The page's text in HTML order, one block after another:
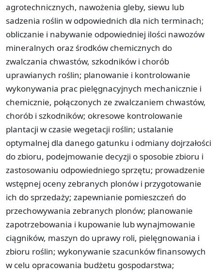
agrotechnicznych, nawożenia gleby, siewu lub
sadzenia roślin w odpowiednich dla nich terminach;
obliczanie i nabywanie odpowiedniej ilości nawozów
mineralnych oraz środków chemicznych do
zwalczania chwastów, szkodników i chorób
uprawianych roślin; planowanie i kontrolowanie
wykonywania prac pielęgnacyjnych mechanicznie i
chemicznie, połączonych ze zwalczaniem chwastów,
chorób i szkodników; okresowe kontrolowanie
plantacji w czasie wegetacji roślin; ustalanie
optymalnej dla danego gatunku i odmiany dojrzałości
do zbioru, podejmowanie decyzji o sposobie zbioru i
zastosowaniu odpowiedniego sprzętu; prowadzenie
wstępnej oceny zebranych plonów i przygotowanie
ich do sprzedaży; zapewnianie pomieszczeń do
przechowywania zebranych plonów; planowanie
zapotrzebowania i kupowanie lub wynajmowanie
ciągników, maszyn do uprawy roli, pielęgnowania i
zbioru roślin; wykonywanie szacunków finansowych
w celu opracowania budżetu gospodarstwa;